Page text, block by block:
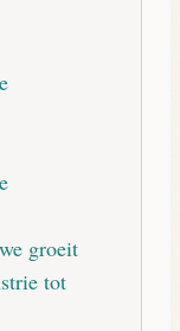
groeit
tot